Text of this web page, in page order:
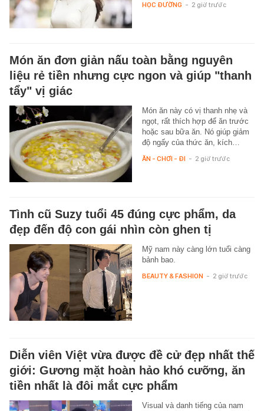
HỌC ĐƯỜNG - 2 giờ trước
Món ăn đơn giản nấu toàn bằng nguyên
liệu rẻ tiền nhưng cực ngon và giúp "thanh
tẩy" vị giác
Món ăn này có vị thanh nhẹ và
ngọt, rất thích hợp để ăn trước
hoặc sau bữa ăn. Nó giúp giảm
độ ngấy của thức ăn, kích…
ĂN - CHƠI - ĐI - 2 giờ trước
Tình cũ Suzy tuổi 45 đúng cực phẩm, da
đẹp đến độ con gái nhìn còn ghen tị
Mỹ nam này càng lớn tuổi càng
bảnh bao.
BEAUTY & FASHION - 2 giờ trước
Diễn viên Việt vừa được đề cử đẹp nhất thế
giới: Gương mặt hoàn hảo khó cưỡng, ăn
tiền nhất là đôi mắt cực phẩm
Visual và danh tiếng của nam